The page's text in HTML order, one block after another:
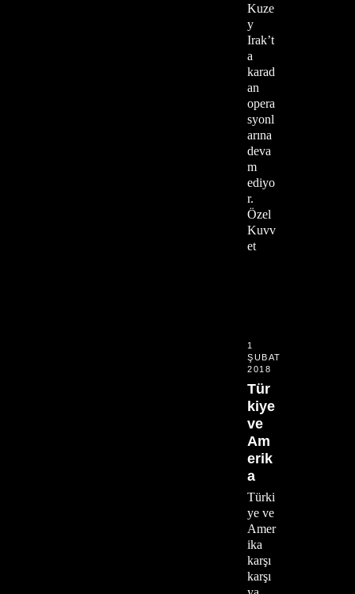
Kuze
y
Irak’t
a
karad
an
opera
syonl
arına
deva
m
ediyo
r.
Özel
Kuvv
et
1
ŞUBAT
2018
Tür
kiye
ve
Am
erik
a
Türki
ye ve
Amer
ika
karşı
karşı